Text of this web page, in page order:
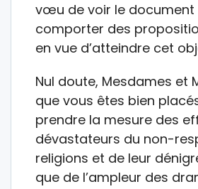
vœu de voir le document
comporter des
en vue d’atteindre cet
Nul doute, Mesdames et
que vous êtes bien
prendre la mesure des
dévastateurs du non-
religions et de leur
que de l’ampleur des